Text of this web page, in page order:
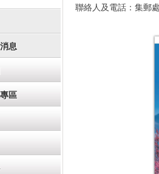
息
區
聯絡人及電話：集郵